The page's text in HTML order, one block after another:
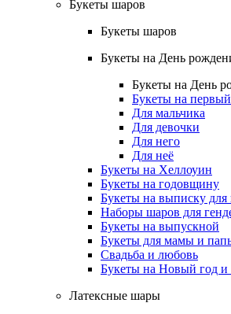
Букеты шаров
Букеты шаров
Букеты на День
Букеты на День
Букеты на
Для мальчика
Для девочки
Для него
Для неё
Букеты на Хеллоуин
Букеты на годовщину
Букеты на выписку
Наборы шаров для
Букеты на выпускной
Букеты для мамы и
Свадьба и любовь
Букеты на Новый год и
Латексные шары